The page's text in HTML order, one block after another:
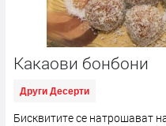
Какаови бонбони
Други Десерти
Бисквитите се натрошават